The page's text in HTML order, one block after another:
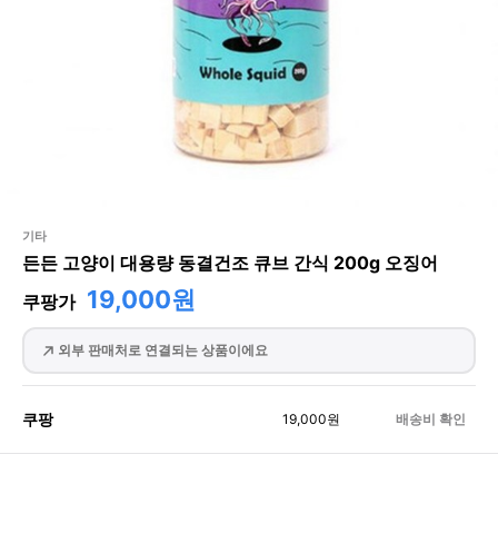
기타
든든 고양이 대용량 동결건조 큐브 간식 200g 오징어
쿠팡가 19,000원
외부 판매처로 연결되는 상품이에요
쿠팡 19,000원 배송비 확인